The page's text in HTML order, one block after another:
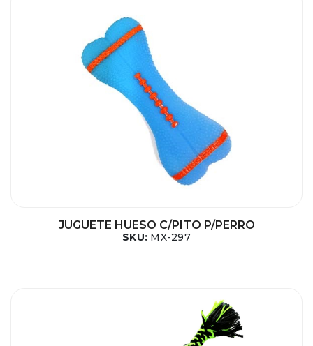
JUGUETE HUESO C/PITO P/PERRO
SKU: MX-297